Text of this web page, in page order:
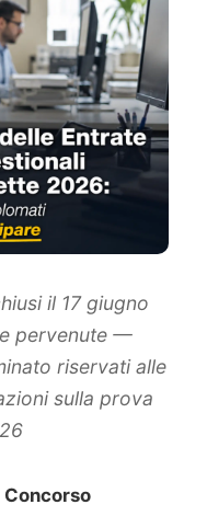
il 17 giugno
pervenute —
riservati alle
sulla prova
Concorso